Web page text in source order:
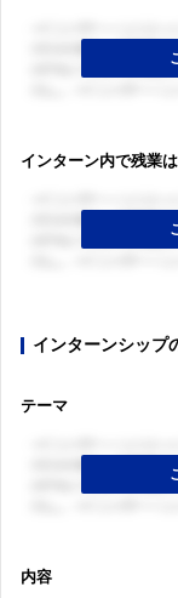
インターン内で残業
インターンシップ
テーマ
内容